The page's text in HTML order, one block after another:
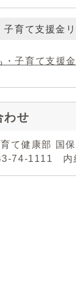
子育て支援金
・子育て支援
わせ
て健康部 国
74-1111 内